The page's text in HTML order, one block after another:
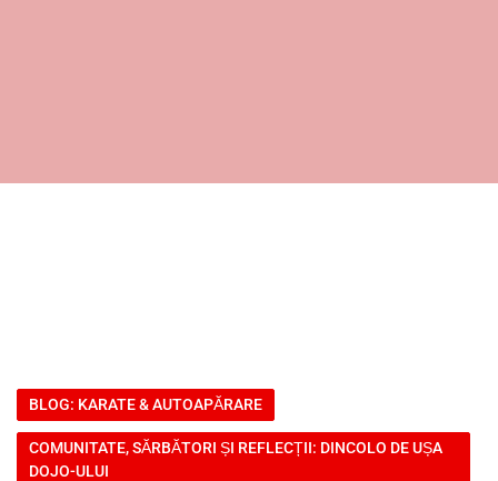
BLOG: KARATE & AUTOAPĂRARE
COMUNITATE, SĂRBĂTORI ȘI REFLECȚII: DINCOLO DE UȘA
DOJO-ULUI